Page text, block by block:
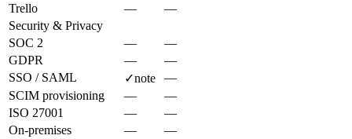
Trello
—
—
Security & Privacy
SOC 2
—
—
GDPR
—
—
SSO / SAML
✓note
—
SCIM provisioning
—
—
ISO 27001
—
—
On-premises
—
—